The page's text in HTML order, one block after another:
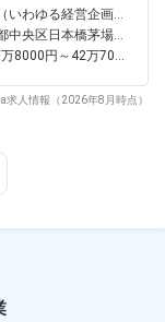
ください。
コーポレート関連業務（いわゆる経営企画部が担う業務とお考えください）
【茅場町駅直結／東京都中央区日本橋茅場町】 本社／東京都中央区日本橋茅場町1-5-8 東京証券会館5階 ＜アクセス＞ 東京メトロ日比谷線・東西線「茅場町駅」8番出口直結 東京メトロ銀座線・東西線、都営地下鉄浅草線「日本橋駅」徒歩5分就業場所の変更の範囲：当社の定める各拠点受動喫煙対策 ※オフィス内禁煙・分煙（喫煙スペースを別途設置）
【全国転勤型】 月給27万8000円～42万7000円 【地域限定型】 月給27万～41万2000円 ※年齢・経験・前職給与等を考慮し、当社規定により優遇します ※残業代は別途支給します使用期間： 3ヶ月※3カ月を限度として延長することがある※給与・待遇などに変動はありません
求人情報（2026年8月時点）